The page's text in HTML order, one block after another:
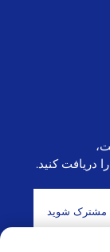
دریافت کنید.
مشترک شوید